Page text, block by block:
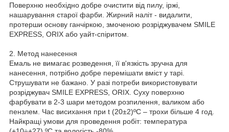
Поверхню необхідно добре очистити від пилу, іржі,
нашарування старої фарби. Жирний наліт - видалити,
протерши основу ганчіркою, змоченою розріджувачем SMILE
EXPRESS, ORIX або уайт-спіритом.
2. Метод нанесення
Емаль не вимагає розведення, її в'язкість зручна для
нанесення, потрібно добре перемішати вміст у тарі.
Струшувати не бажано. У разі потреби використовувати
розріджувач SMILE EXPRESS, ORIX. Суху поверхню
фарбувати в 2-3 шари методом розпилення, валиком або
пензлем. Час висихання при t (20±2)ºС – трохи більше 4 год.
Найкращі умови для проведення робіт: температура